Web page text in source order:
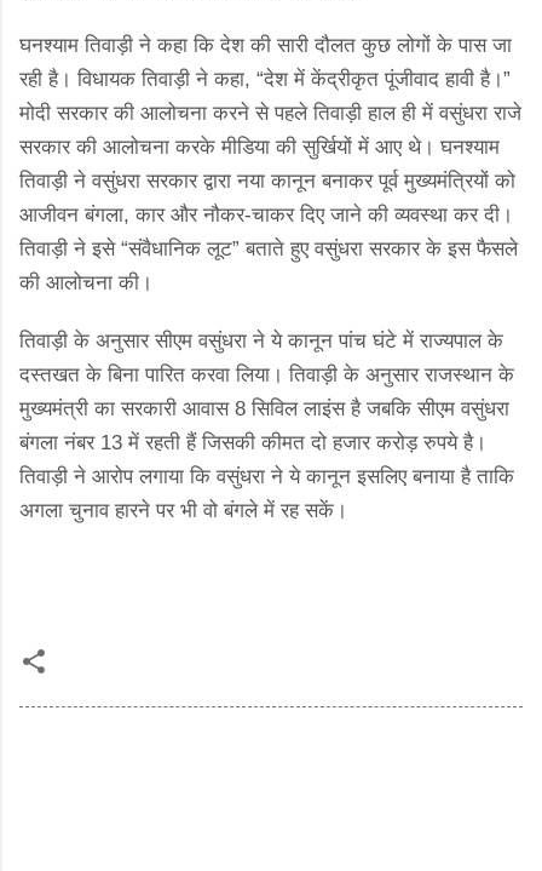
घनश्याम तिवाड़ी ने कहा कि देश की सारी दौलत कुछ लोगों के पास जा
रही है। विधायक तिवाड़ी ने कहा, “देश में केंद्रीकृत पूंजीवाद हावी है।”
मोदी सरकार की आलोचना करने से पहले तिवाड़ी हाल ही में वसुंधरा राजे
सरकार की आलोचना करके मीडिया की सुर्खियों में आए थे। घनश्याम
तिवाड़ी ने वसुंधरा सरकार द्वारा नया कानून बनाकर पूर्व मुख्यमंत्रियों को
आजीवन बंगला, कार और नौकर-चाकर दिए जाने की व्यवस्था कर दी।
तिवाड़ी ने इसे “संवैधानिक लूट” बताते हुए वसुंधरा सरकार के इस फैसले
की आलोचना की।
तिवाड़ी के अनुसार सीएम वसुंधरा ने ये कानून पांच घंटे में राज्यपाल के
दस्तखत के बिना पारित करवा लिया। तिवाड़ी के अनुसार राजस्थान के
मुख्यमंत्री का सरकारी आवास 8 सिविल लाइंस है जबकि सीएम वसुंधरा
बंगला नंबर 13 में रहती हैं जिसकी कीमत दो हजार करोड़ रुपये है।
तिवाड़ी ने आरोप लगाया कि वसुंधरा ने ये कानून इसलिए बनाया है ताकि
अगला चुनाव हारने पर भी वो बंगले में रह सकें।